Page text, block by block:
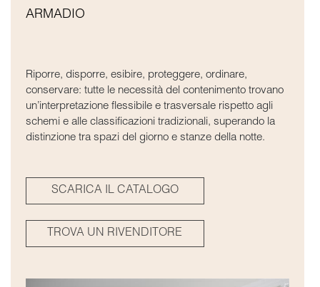
ARMADIO
Riporre, disporre, esibire, proteggere, ordinare,
conservare: tutte le necessità del contenimento trovano
un’interpretazione flessibile e trasversale rispetto agli
schemi e alle classificazioni tradizionali, superando la
distinzione tra spazi del giorno e stanze della notte.
SCARICA IL CATALOGO
TROVA UN RIVENDITORE